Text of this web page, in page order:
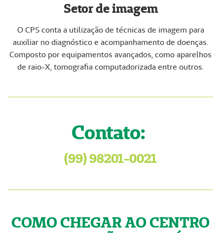
Setor de imagem
O CPS conta a utilização de técnicas de imagem para
auxiliar no diagnóstico e acompanhamento de doenças.
Composto por equipamentos avançados, como aparelhos
de raio-X, tomografia computadorizada entre outros.
Contato:
(99) 98201-0021
COMO CHEGAR AO CENTRO